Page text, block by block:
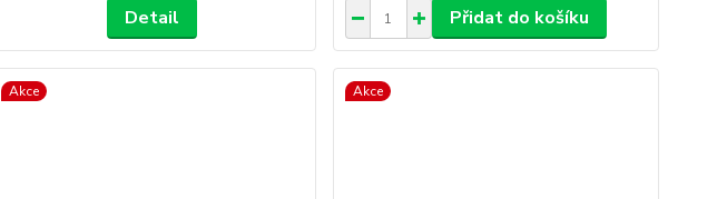
Detail Přidat do košíku
Akce Akce